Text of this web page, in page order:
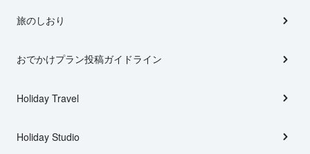
旅のしおり
おでかけプラン投稿ガイドライン
Holiday Travel
Holiday Studio